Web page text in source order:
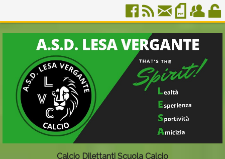
Calcio Dilettanti Scuola Calcio